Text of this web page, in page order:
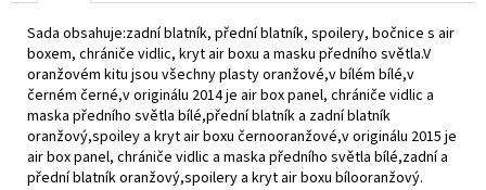
Sada obsahuje:zadní blatník, přední blatník, spoilery, bočnice s air
boxem, chrániče vidlic, kryt air boxu a masku předního světla.V
oranžovém kitu jsou všechny plasty oranžové,v bílém bílé,v
černém černé,v originálu 2014 je air box panel, chrániče vidlic a
maska předního světla bílé,přední blatník a zadní blatník
oranžový,spoiley a kryt air boxu černooranžové,v originálu 2015 je
air box panel, chrániče vidlic a maska předního světla bílé,zadní a
přední blatník oranžový,spoilery a kryt air boxu bílooranžový.